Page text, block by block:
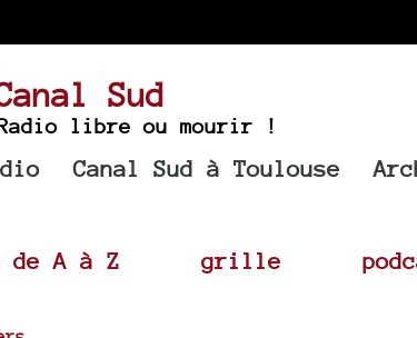
Sud
libre ou mourir !
Canal Sud à Toulouse
de A à Z grille